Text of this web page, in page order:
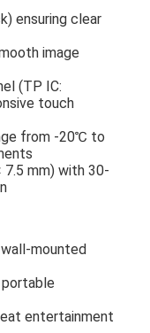
ensuring clear
image
(TP IC:
touch
from -20℃ to
7.5 mm) with 30-
mounted
portable
entertainment